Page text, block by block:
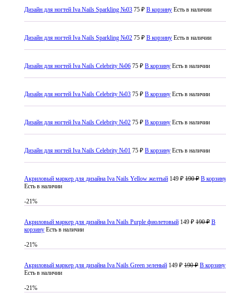
Дизайн для ногтей Iva Nails Sparkling №03 75 ₽ В корзину Есть в наличии
Дизайн для ногтей Iva Nails Sparkling №02 75 ₽ В корзину Есть в наличии
Дизайн для ногтей Iva Nails Celebrity №06 75 ₽ В корзину Есть в наличии
Дизайн для ногтей Iva Nails Celebrity №03 75 ₽ В корзину Есть в наличии
Дизайн для ногтей Iva Nails Celebrity №02 75 ₽ В корзину Есть в наличии
Дизайн для ногтей Iva Nails Celebrity №01 75 ₽ В корзину Есть в наличии
Акриловый маркер для дизайна Iva Nails Yellow желтый 149 ₽ 190 ₽ В корзину
Есть в наличии
-21%
Акриловый маркер для дизайна Iva Nails Purple фиолетовый 149 ₽ 190 ₽ В
корзину Есть в наличии
-21%
Акриловый маркер для дизайна Iva Nails Green зеленый 149 ₽ 190 ₽ В корзину
Есть в наличии
-21%